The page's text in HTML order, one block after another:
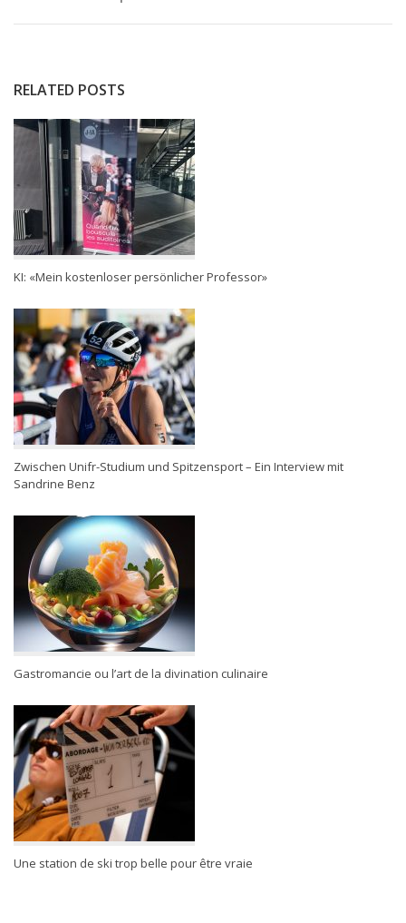
RELATED POSTS
KI: «Mein kostenloser persönlicher Professor»
Zwischen Unifr-Studium und Spitzensport – Ein Interview mit
Sandrine Benz
Gastromancie ou l’art de la divination culinaire
Une station de ski trop belle pour être vraie